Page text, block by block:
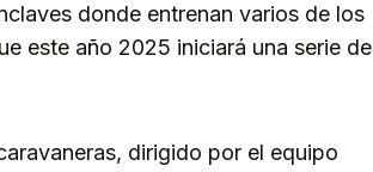
donde entrenan varios de los
este año 2025 iniciará una serie de
dirigido por el equipo